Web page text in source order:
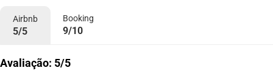
Airbnb
5/5
Booking
9/10
Avaliação: 5/5